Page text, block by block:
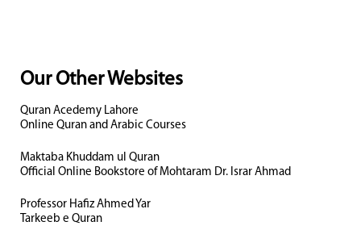
Our Other Websites
Quran Acedemy Lahore
Online Quran and Arabic Courses
Maktaba Khuddam ul Quran
Official Online Bookstore of Mohtaram Dr. Israr Ahmad
Professor Hafiz Ahmed Yar
Tarkeeb e Quran